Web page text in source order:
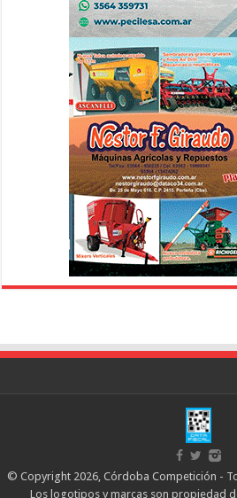
© Copyright 2026, Córdoba Competición -
Los logotipos y marcas son propiedad